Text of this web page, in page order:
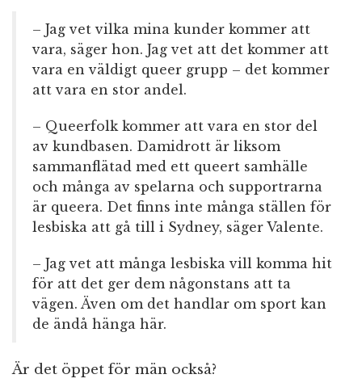
– Jag vet vilka mina kunder kommer att
vara, säger hon. Jag vet att det kommer att
vara en väldigt queer grupp – det kommer
att vara en stor andel.
– Queerfolk kommer att vara en stor del
av kundbasen. Damidrott är liksom
sammanflätad med ett queert samhälle
och många av spelarna och supportrarna
är queera. Det finns inte många ställen för
lesbiska att gå till i Sydney, säger Valente.
– Jag vet att många lesbiska vill komma hit
för att det ger dem någonstans att ta
vägen. Även om det handlar om sport kan
de ändå hänga här.
Är det öppet för män också?